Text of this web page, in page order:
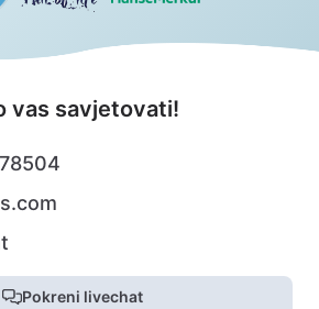
vas savjetovati!
Pokreni livechat